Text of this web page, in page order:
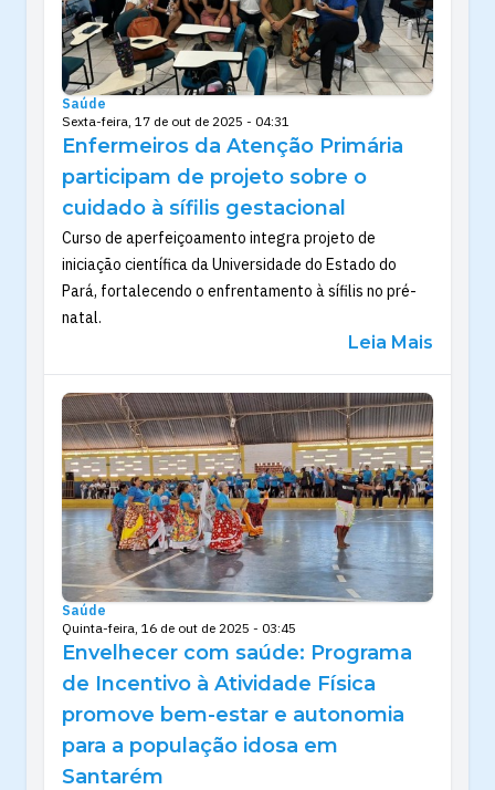
Saúde
Sexta-feira, 17 de out de 2025 - 04:31
Enfermeiros da Atenção Primária
participam de projeto sobre o
cuidado à sífilis gestacional
Curso de aperfeiçoamento integra projeto de
iniciação científica da Universidade do Estado do
Pará, fortalecendo o enfrentamento à sífilis no pré-
natal.
Leia Mais
Saúde
Quinta-feira, 16 de out de 2025 - 03:45
Envelhecer com saúde: Programa
de Incentivo à Atividade Física
promove bem-estar e autonomia
para a população idosa em
Santarém